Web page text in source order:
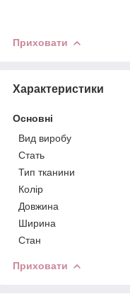
Приховати
Характеристики
Основні
Вид виробу
Стать
Тип тканини
Колір
Довжина
Ширина
Стан
Приховати